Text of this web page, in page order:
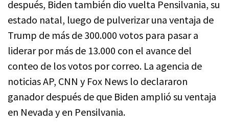
después, Biden también dio vuelta Pensilvania, su
estado natal, luego de pulverizar una ventaja de
Trump de más de 300.000 votos para pasar a
liderar por más de 13.000 con el avance del
conteo de los votos por correo. La agencia de
noticias AP, CNN y Fox News lo declararon
ganador después de que Biden amplió su ventaja
en Nevada y en Pensilvania.